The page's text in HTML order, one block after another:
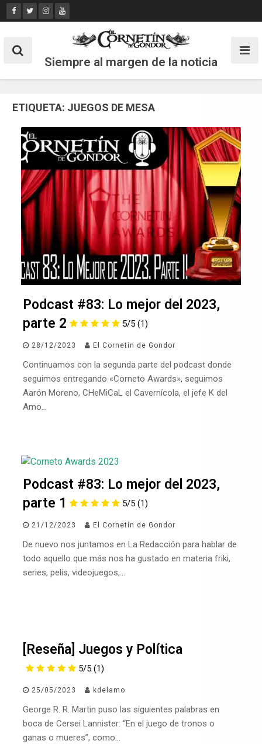
Skip
to
Siempre al margen de la noticia
ETIQUETA: JUEGOS DE MESA
Podcast #83: Lo mejor del 2023,
parte 2
5/5 (1)
28/12/2023 El Cornetín de Gondor
Continuamos con la segunda parte del podcast donde
seguimos entregando «Corneto Awards», seguimos
Aarón Moreno, CHeMiCaL el Cavernícola, el jefe K del
Amo…
Podcast #83: Lo mejor del 2023,
parte 1
5/5 (1)
21/12/2023 El Cornetín de Gondor
De nuevo nos juntamos en La Redacción para hablar de
todo aquello que más nos ha gustado en materia friki,
series, pelis, videojuegos,…
[Reseña] Juegos y Política
5/5 (1)
25/05/2023 kdelamo
George R. R. Martin puso las siguientes palabras en
boca de Cersei Lannister: “En el juego de tronos o
ganas o mueres”, como…